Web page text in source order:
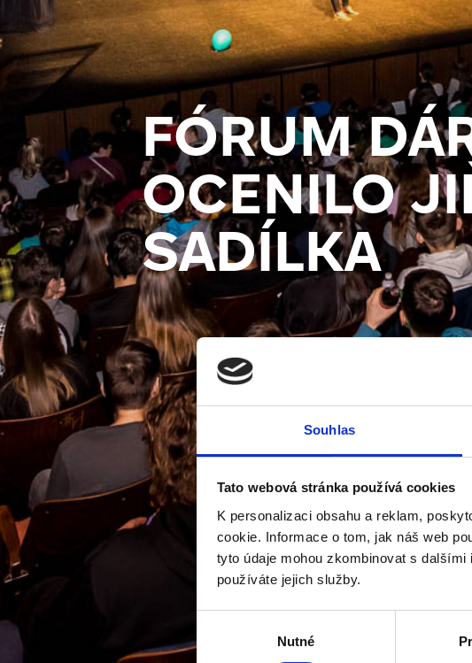
Souhlas
Tato webová stránka používá cookies
K personalizaci obsahu a reklam,
cookie. Informace o tom, jak náš web
tyto údaje mohou zkombinovat s
používáte jejich služby.
souhlasu
Nutné
FÓRUM
OCENILO
SADÍLKA